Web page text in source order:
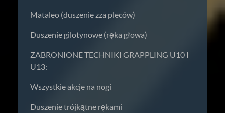
Mataleo (duszenie zza pleców)
Duszenie gilotynowe (ręka głowa)
ZABRONIONE TECHNIKI GRAPPLING U10 I
U13:
Wszystkie akcje na nogi
Duszenie trójkątne rękami